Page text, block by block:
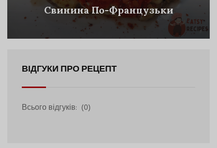
Свинина По-Французьки
ВІДГУКИ ПРО РЕЦЕПТ
Всього відгуків: (0)